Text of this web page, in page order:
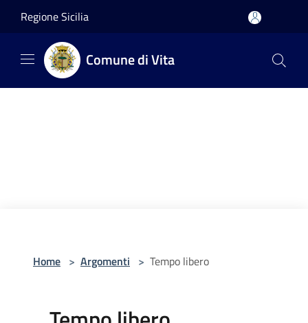
Regione Sicilia
Comune di Vita
Home > Argomenti > Tempo libero